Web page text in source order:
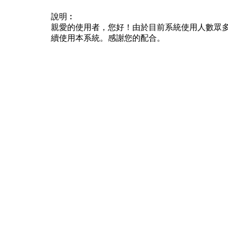
說明︰
親愛的使用者，您好！由於目前系統使用人數眾
續使用本系統。感謝您的配合。